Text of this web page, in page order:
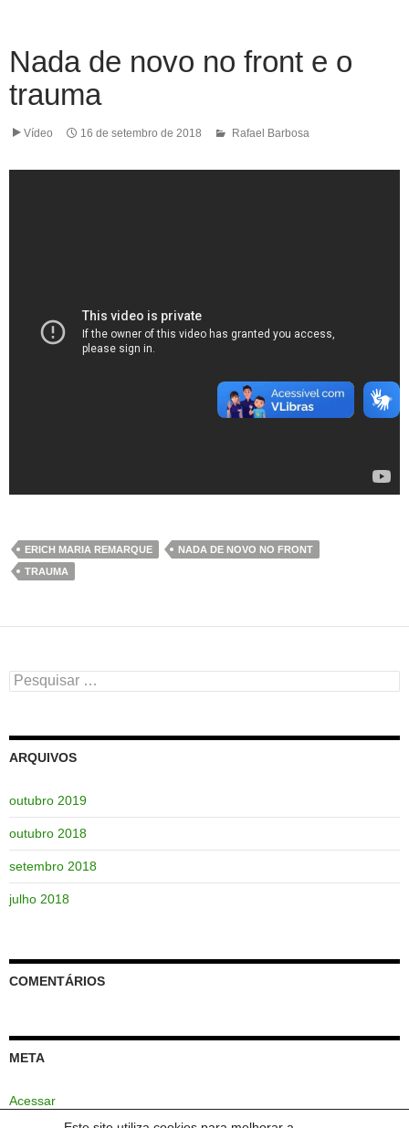
Nada de novo no front e o
trauma
Vídeo 16 de setembro de 2018 Rafael Barbosa
ERICH MARIA REMARQUE
NADA DE NOVO NO FRONT
TRAUMA
Pesquisar
por:
ARQUIVOS
outubro 2019
outubro 2018
setembro 2018
julho 2018
COMENTÁRIOS
META
Acessar